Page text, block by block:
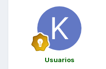
Usuarios